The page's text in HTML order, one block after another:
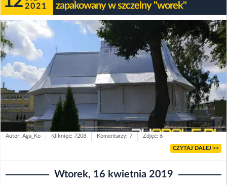
2021
zapakowany w szczelny "worek"
Autor: Aga_Ko Kliknięć: 7208 Komentarzy: 7 Zdjęć: 6
CZYTAJ DALEJ >>
Wtorek, 16 kwietnia 2019